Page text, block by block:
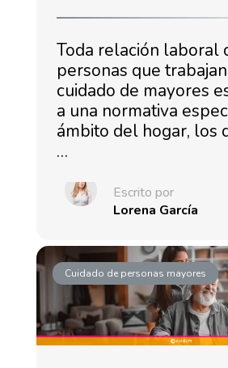
Toda relación laboral
personas que
cuidado de mayores
a una normativa
ámbito del hogar, los
…
Escrito por
Lorena García
Cuidado de personas mayores